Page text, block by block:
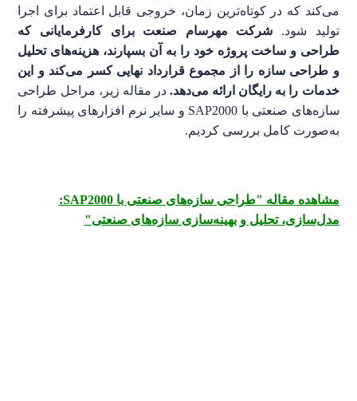
می‌کند که در کوتاه‌ترین زمان، خروجی قابل اعتماد برای اجرا
تولید شود. شرکت مهرسام صنعت برای کارفرمایانی که
طراحی و ساخت پروژه خود را به آن بسپارند، هزینه‌های تحلیل
و طراحی سازه را از مجموع قرارداد نهایی کسر می‌کند و این
خدمات را به رایگان ارائه می‌دهد. در مقاله زیر، مراحل طراحی
سازه‌های صنعتی با SAP2000 و سایر نرم افزارهای پیشرفته را
به‌صورت کامل بررسی کردیم.
مشاهده مقاله "طراحی سازه‌های صنعتی با SAP2000:
مدل‌سازی، تحلیل و بهینه‌سازی سازه‌های صنعتی"